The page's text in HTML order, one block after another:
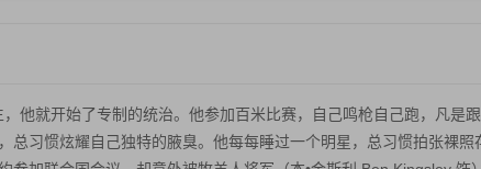
他就开始了专制的统治。他参加百米比赛，自己鸣枪自己跑，凡是
习惯炫耀自己独特的腋臭。他每每睡过一个明星，总习惯拍张裸照